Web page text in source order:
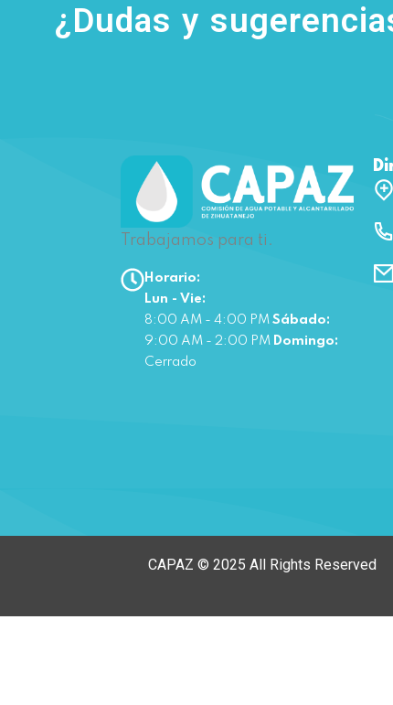
¿Dudas y
Trabajamos para ti.
Horario:
Lun - Vie:
8:00 AM - 4:00 PM Sábado:
9:00 AM - 2:00 PM Domingo:
Cerrado
CAPAZ © 2025 All Rights Reserved